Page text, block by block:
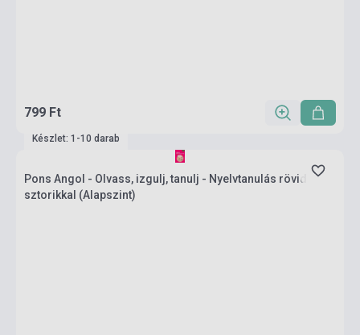
799 Ft
Készlet: 1-10 darab
Pons Angol - Olvass, izgulj, tanulj - Nyelvtanulás rövid
sztorikkal (Alapszint)